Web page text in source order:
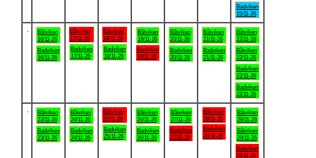
Badviken
15/11-26
Båtviken
16/11-26
Badviken
16/11-26
Båtviken
17/11-26
Badviken
17/11-26
Båtviken
18/11-26
Badviken
18/11-26
Båtviken
19/11-26
Badviken
19/11-26
Båtviken
20/11-26
Badviken
20/11-26
Båtviken
21/11-26
Badviken
21/11-26
Båtviken
22/11-26
Båtviken
22/11-26
Badviken
22/11-26
Badviken
22/11-26
Båtviken
23/11-26
Badviken
23/11-26
Båtviken
24/11-26
Badviken
24/11-26
Båtviken
25/11-26
Badviken
25/11-26
Båtviken
26/11-26
Badviken
26/11-26
Båtviken
27/11-26
Badviken
27/11-26
Båtviken
28/11-26
Badviken
28/11-26
Båtviken
29/11-26
Båtviken
29/11-26
Badviken
29/11-26